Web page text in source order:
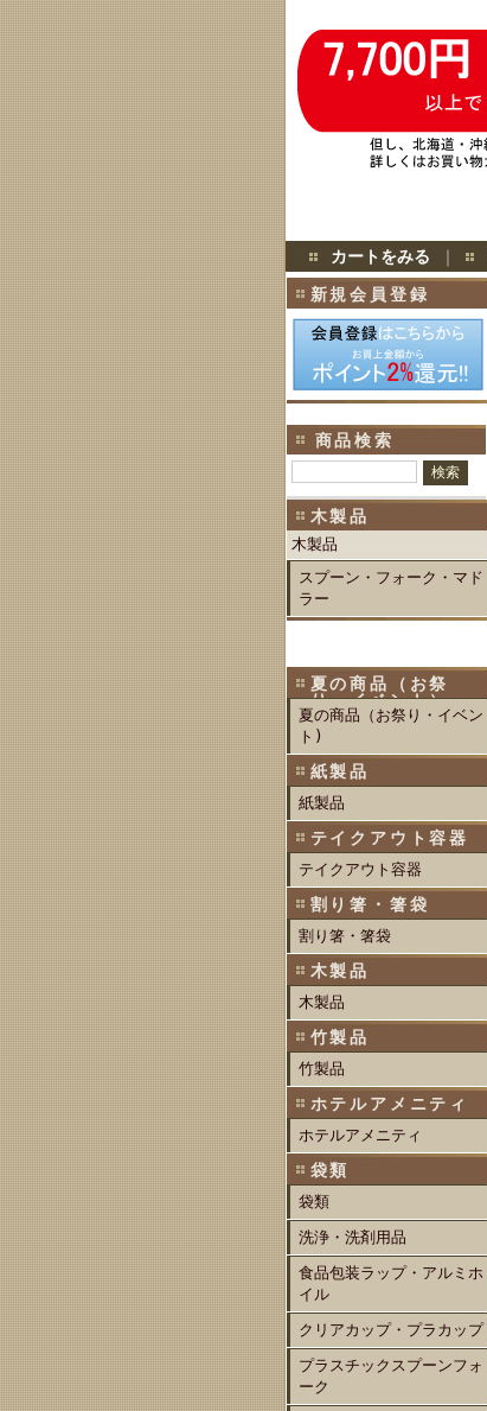
カートをみる ｜
新規会員登録
商品検索
木製品
木製品
スプーン・フォーク・マド
ラー
夏の商品（お祭
り・イベント）
夏の商品（お祭り・イベン
ト)
紙製品
紙製品
テイクアウト容器
テイクアウト容器
割り箸・箸袋
割り箸・箸袋
木製品
木製品
竹製品
竹製品
ホテルアメニティ
ホテルアメニティ
袋類
袋類
洗浄・洗剤用品
食品包装ラップ・アルミホ
イル
クリアカップ・プラカップ
プラスチックスプーンフォ
ーク